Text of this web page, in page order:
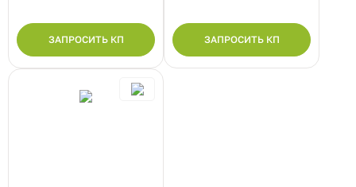
ЗАПРОСИТЬ КП ЗАПРОСИТЬ КП